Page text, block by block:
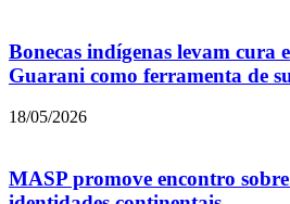
Bonecas indígenas levam cura
Guarani como ferramenta de
18/05/2026
MASP promove encontro